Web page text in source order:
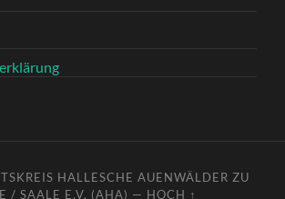
HALLESCHE AUENWÄLDER ZU
/ SAALE E.V. (AHA) — HOCH ↑